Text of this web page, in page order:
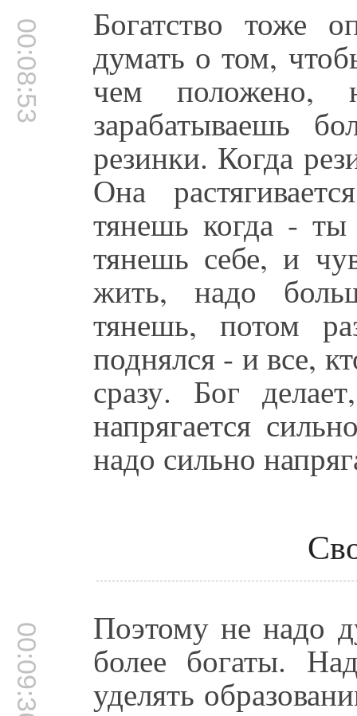
00:08:53 Богатство тоже
думать о том,
чем положено,
зарабатываешь
резинки. Когда
Она
тянешь когда -
тянешь себе, и
жить, надо
тянешь, потом
поднялся - и все,
сразу. Бог
напрягается
надо сильно
00:09:36 Поэтому не надо
более богаты.
уделять